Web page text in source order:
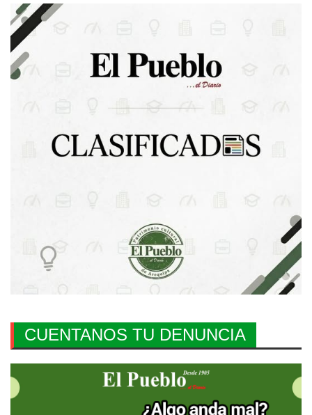
CUENTANOS TU DENUNCIA